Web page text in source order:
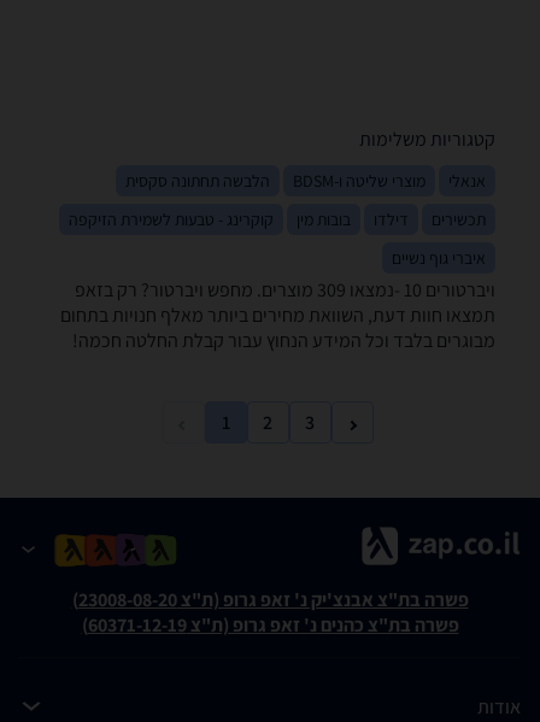
קטגוריות משלימות
אנאלי מוצרי שליטה ו-BDSM
הלבשה תחתונה סקסית
תכשירים
דילדו בובות מין
קוקרינג - טבעות לשמירת הזיקפה
איברי גוף נשיים
ויברטורים ‏10 -נמצאו 309 מוצרים. מחפש ויברטור? רק בזאפ
תמצאו חוות דעת, השוואת מחירים ביותר מאלף חנויות בתחום
מבוגרים בלבד וכל המידע הנחוץ עבור קבלת החלטה חכמה!
1 2 3
פשרה בת"צ אבנצ'יק נ' זאפ גרופ (ת"צ 23008-08-20)
פשרה בת"צ כהנים נ' זאפ גרופ (ת"צ 60371-12-19)
אודות